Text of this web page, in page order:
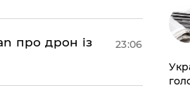
про дрон із
23:06